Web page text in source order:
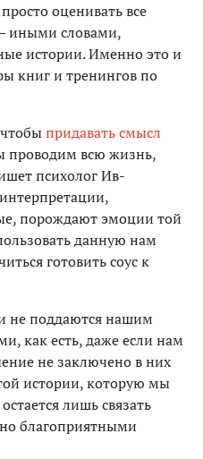
оценивать все
иными словами,
истории. Именно это и
книг и тренингов по
придавать смысл
проводим всю жизнь,
психолог Ив-
порождают эмоции той
данную нам
готовить соус к
не поддаются нашим
как есть, даже если нам
не заключено в них
истории, которую мы
лишь связать
благоприятными